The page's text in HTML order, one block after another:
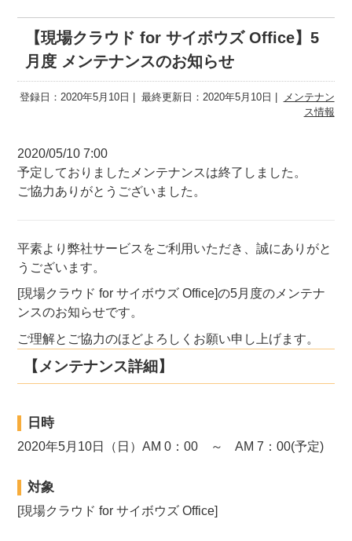
【現場クラウド for サイボウズ Office】5
月度 メンテナンスのお知らせ
登録日：2020年5月10日 最終更新日：2020年5月10日
メンテナン
ス情報
2020/05/10 7:00
予定しておりましたメンテナンスは終了しました。
ご協力ありがとうございました。
平素より弊社サービスをご利用いただき、誠にありがと
うございます。
[現場クラウド for サイボウズ Office]の5月度のメンテナ
ンスのお知らせです。
ご理解とご協力のほどよろしくお願い申し上げます。
【メンテナンス詳細】
日時
2020年5月10日（日）AM 0：00 ～ AM 7：00(予定)
対象
[現場クラウド for サイボウズ Office]